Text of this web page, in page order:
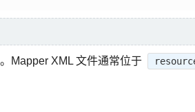
Mapper XML 文件通常位于